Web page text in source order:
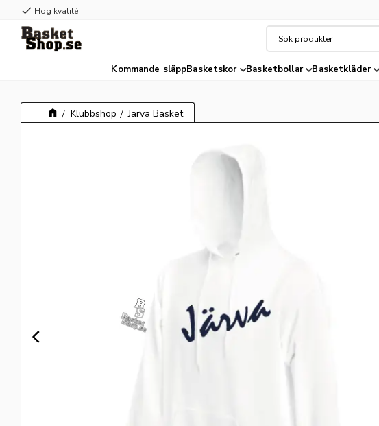
check Hög kvalité
Kommande släppBasketskor Basketbollar Basketkläder
Klubbshop Järva Basket